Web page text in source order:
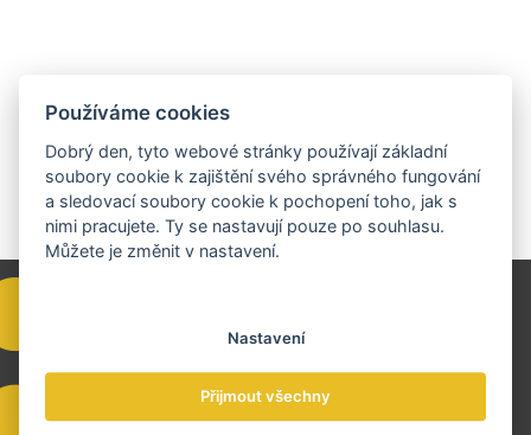
Používáme cookies
Dobrý den, tyto webové stránky používají základní
soubory cookie k zajištění svého správného fungování
a sledovací soubory cookie k pochopení toho, jak s
nimi pracujete. Ty se nastavují pouze po souhlasu.
Můžete je změnit v nastavení.
Nastavení
Přijmout všechny